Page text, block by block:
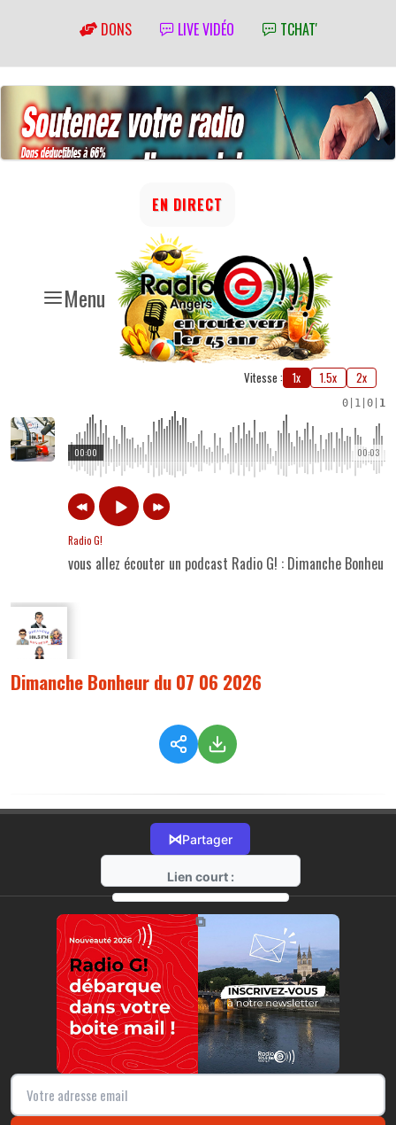
DONS LIVE VIDÉO TCHAT'
Menu
EN DIRECT
Vitesse : 1x 1.5x 2x
0 1 0 1
00:03
00:00
Radio G!
vous allez écouter un podcast Radio G! : Dimanche
Dimanche Bonheur du 07 06 2026
⋈Partager
Lien court :
https://radio-g.fr?22466
⧉